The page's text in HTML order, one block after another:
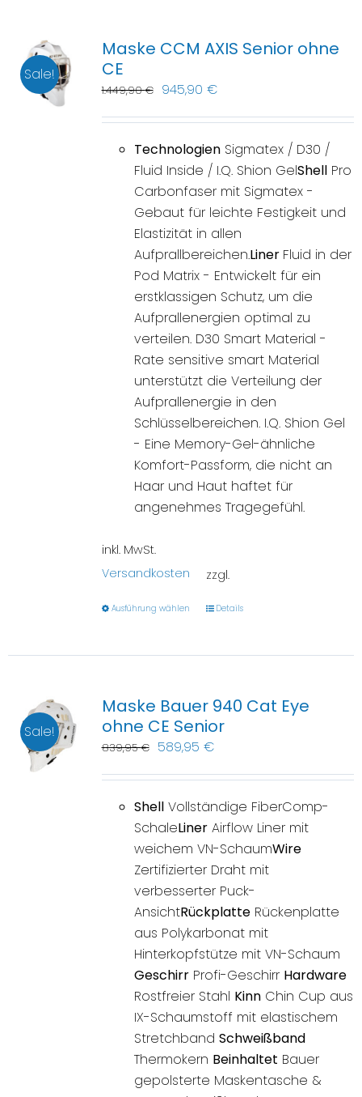
Sale!
Maske CCM AXIS Senior ohne
CE
1.449,90€ 945,90 €
TechnologienSigmatex / D30 /
Fluid Inside / I.Q. Shion GelShellPro
Carbonfaser mit Sigmatex -
Gebaut für leichte Festigkeit und
Elastizität in allen
Aufprallbereichen.Liner Fluid in der
Pod Matrix - Entwickelt für ein
erstklassigen Schutz, um die
Aufprallenergien optimal zu
verteilen. D30 Smart Material -
Rate sensitive smart Material
unterstützt die Verteilung der
Aufprallenergie in den
Schlüsselbereichen. I.Q. Shion Gel
- Eine Memory-Gel-ähnliche
Komfort-Passform, die nicht an
Haar und Haut haftet für
angenehmes Tragegefühl.
inkl. MwSt.
zzgl.
Versandkosten
Ausführung wählen Details
Sale!
Maske Bauer 940 Cat Eye
ohne CE Senior
839,95€ 589,95 €
ShellVollständige FiberComp-
SchaleLinerAirflow Liner mit
weichem VN-SchaumWire
Zertifizierter Draht mit
verbesserter Puck-
AnsichtRückplatteRückenplatte
aus Polykarbonat mit
Hinterkopfstütze mit VN-Schaum
GeschirrProfi-Geschirr Hardware
Rostfreier Stahl KinnChin Cup aus
IX-Schaumstoff mit elastischem
Stretchband Schweißband
Thermokern Beinhaltet Bauer
gepolsterte Maskentasche &